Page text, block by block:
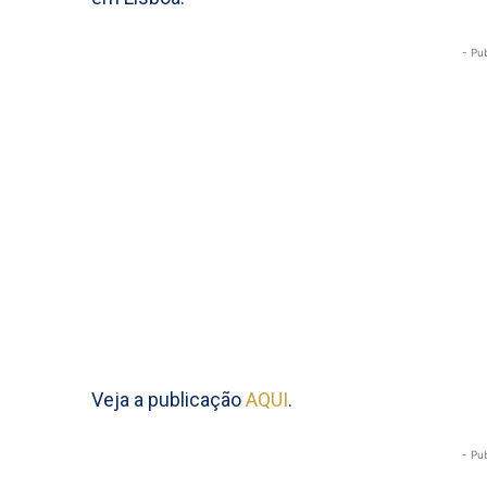
-
Veja a publicaçãoAQUI.
-